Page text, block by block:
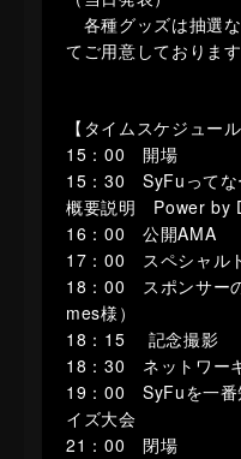
各種グッズは抽選
てご用意しております
【タイムスケジュール
15：00 開場
15：30 SyFuってな
概要説明 Power by
16：00 公開AMA
17：00 スペシャル
18：00 スポンサー
mes様）
18：15 記念撮影
18：30 ネットワー
19：00 SyFuを一
イズ大会
21：00 閉場